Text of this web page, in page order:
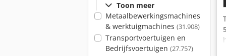
Toon meer
Metaalbewerkingsmachines
& werktuigmachines (31.908)
Transportvoertuigen en
Bedrijfsvoertuigen (27.757)